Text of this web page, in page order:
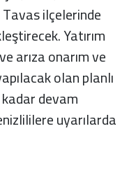
ilçelerinde
Yatırım
arıza onarım ve
olan planlı
devam
uyarılarda